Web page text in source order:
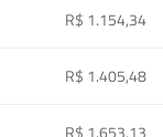
R$ 1.154,34
R$ 1.405,48